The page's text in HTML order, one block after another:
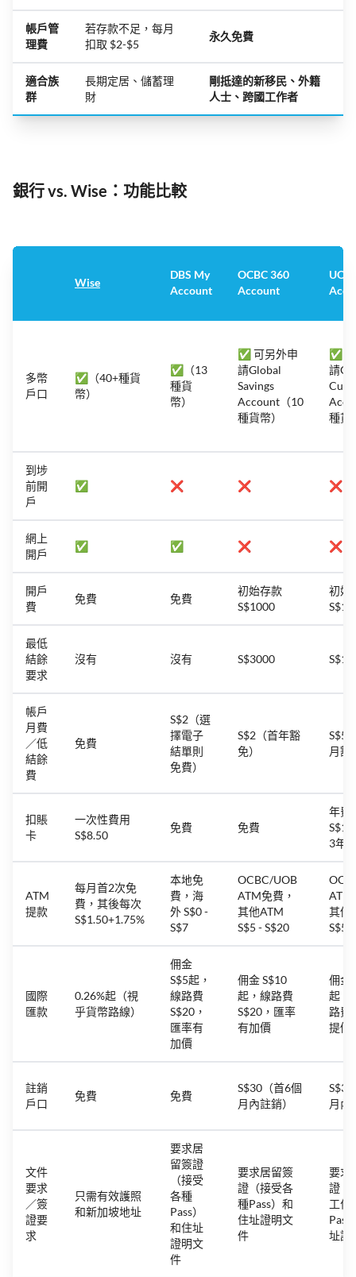
帳戶管
理費
若存款不足，每月
扣取 $2-$5
永久免費
適合族
群
長期定居、儲蓄理
財
剛抵達的新移民、外籍
人士、跨國工作者
銀行 vs. Wise：功能比較
Wise
DBS My
Account
OCBC 360
Account
UOB
多幣
戶口
✅（40+種貨
幣）
✅（13
種貨
幣）
✅ 可另外申
請Global
Savings
Account（10
種貨幣）
✅
請
種貨
到埗
前開
戶
✅ ❌ ❌ ❌
網上
開戶
✅ ✅ ❌ ❌
開戶
費
免費 免費
初始存款
S$1000
初始
最低
結餘
要求
沒有 沒有 S$3000
帳戶
月費
／低
結餘
費
免費
S$2（選
擇電子
結單則
免費）
S$2（首年豁
免）
S$5
月豁
扣賬
卡
一次性費用
S$8.50
免費 免費
年費
3年
ATM
提款
每月首2次免
費，其後每次
S$1.50+1.75%
本地免
費，海
外 S$0 -
S$7
OCBC/UOB
ATM免費，
其他ATM
S$5 - S$20
ATM
其他
S$5
國際
匯款
0.26%起（視
乎貨幣路線）
佣金
S$5起，
線路費
S$20，
匯率有
加價
佣金 S$10
起，線路費
S$20，匯率
有加價
佣金
起，
路費
提價
註銷
戶口
免費 免費
S$30（首6個
月內註銷）
月內
文件
要求
／簽
證要
求
只需有效護照
和新加坡地址
要求居
留簽證
（接受
各種
Pass）
和住址
證明文
件
要求居留簽
證（接受各
種Pass）和
住址證明文
件
要求
證（
工作
Pass
址證